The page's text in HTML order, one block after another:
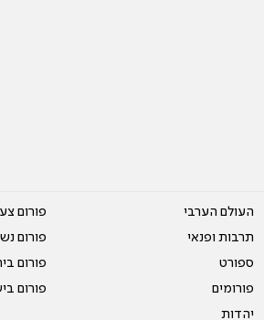
העולם הערבי
תרבות ופנאי
ספורט
פורומים
יהדות
פורום
פורום
פורום
פורום